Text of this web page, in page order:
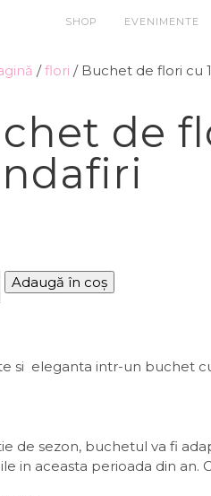
SHOP EVENIMENTE
/flori / Buchet de flori cu
de
Adaugă în coș
si eleganta intr-un buchet
de sezon, buchetul va fi
in aceasta perioada din an.